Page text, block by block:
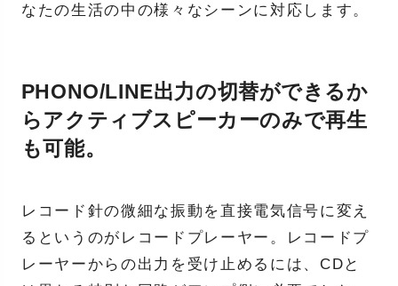
なたの生活の中の様々なシーンに対応します。
PHONO/LINE出力の切替ができるか
らアクティブスピーカーのみで再生
も可能。
レコード針の微細な振動を直接電気信号に変え
るというのがレコードプレーヤー。レコードプ
レーヤーからの出力を受け止めるには、CDと